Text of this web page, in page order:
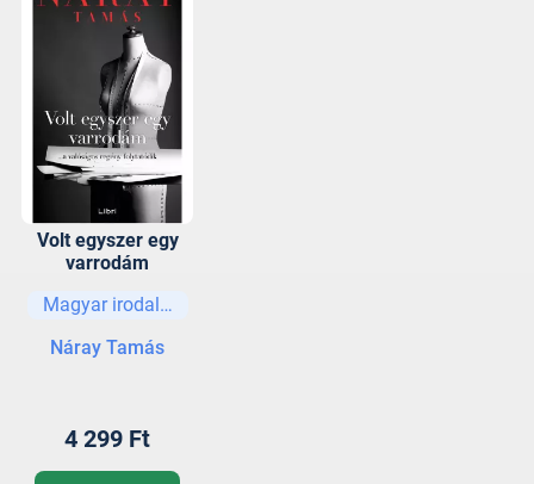
Volt egyszer egy
varrodám
Magyar irodalom
Náray Tamás
4 299 Ft